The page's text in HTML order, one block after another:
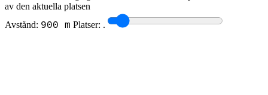
av den aktuella platsen
Avstånd: 900 m Platser: .